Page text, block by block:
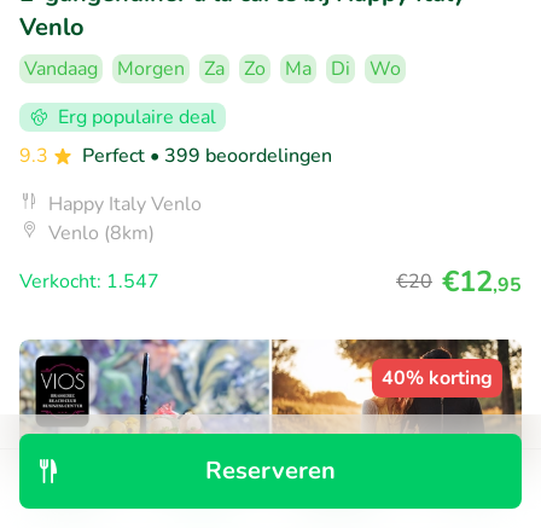
Reserveren
Venlo
Vandaag Morgen Za Zo Ma Di
Wo
Erg populaire deal
9.3
Perfect • 399 beoordelingen
Happy Italy Venlo
Venlo (8km)
Verkocht: 1.547
€20 €12,95
40% korting